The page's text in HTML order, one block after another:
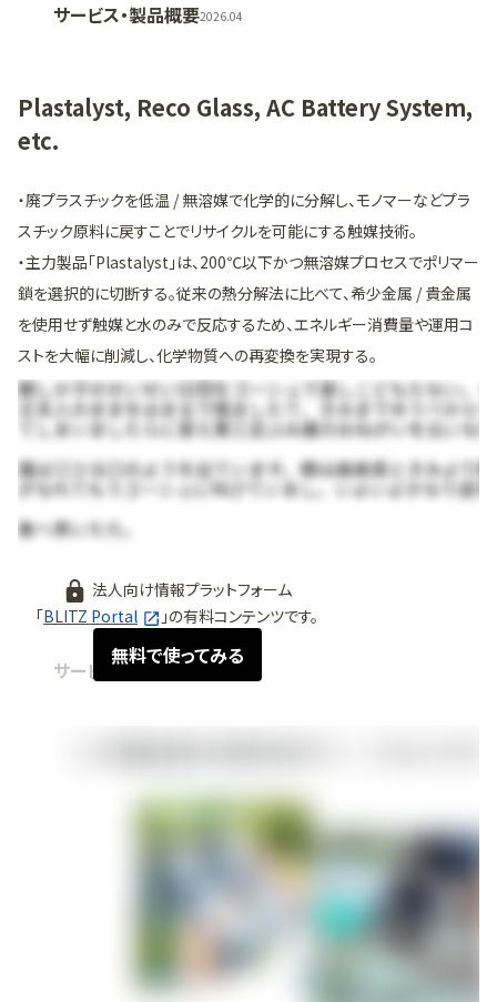
サービス・製品概要2026.04
Plastalyst, Reco Glass, AC Battery System,
etc.
・廃プラスチックを低温 / 無溶媒で化学的に分解し、モノマーなどプラ
スチック原料に戻すことでリサイクルを可能にする触媒技術。
‧主力製品「Plastalyst」は、200℃以下かつ無溶媒プロセスでポリマー
鎖を選択的に切断する。従来の熱分解法に比べて、希少金属 / 貴金属
を使用せず触媒と水のみで反応するため、エネルギー消費量や運用コ
ストを大幅に削減し、化学物質への再変換を実現する。
法人向け情報プラットフォーム
「BLITZ Portal 」の有料コンテンツです。
無料で使ってみる
サービス紹介